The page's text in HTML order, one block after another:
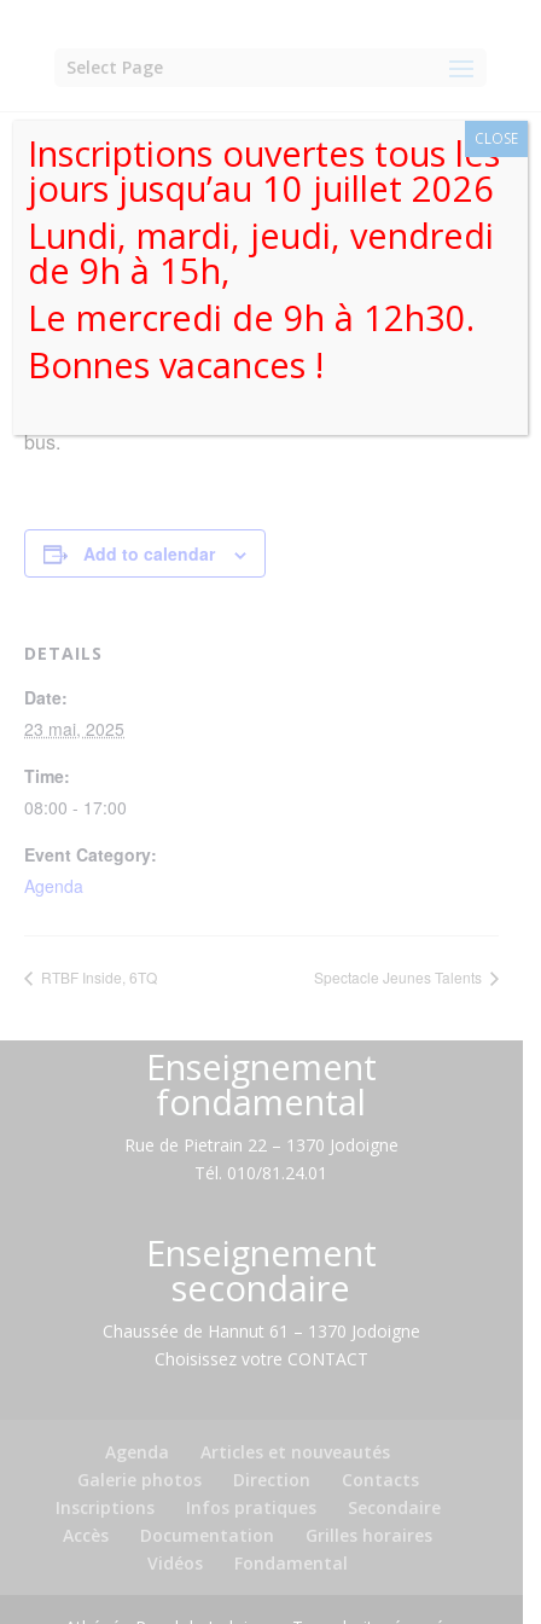
Select Page
« All Events
This event has passed.
Visite au Parlement Wallon 5A
23 mai, 2025 @ 08:00- 17:00
bus.
Add to calendar
DETAILS
Date:
23 mai, 2025
Time:
08:00 - 17:00
Event Category:
Agenda
RTBF Inside, 6TQ Spectacle Jeunes Talents
Enseignement
fondamental
Rue de Pietrain 22 – 1370 Jodoigne
Tél. 010/81.24.01
Enseignement
secondaire
Chaussée de Hannut 61 – 1370 Jodoigne
Choisissez votre CONTACT
Agenda
Articles et nouveautés
Galerie photos
Direction
Contacts
Inscriptions
Infos pratiques
Secondaire
Accès
Documentation
Grilles horaires
Vidéos
Fondamental
Inscriptions ouvertes tous les
jours jusqu’au 10 juillet 2026
Lundi, mardi, jeudi, vendredi
de 9h à 15h,
Le mercredi de 9h à 12h30.
Bonnes vacances !
CLOSE